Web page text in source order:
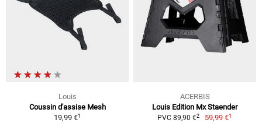
Louis
Coussin d'assise Mesh
19,99 €1
ACERBIS
Louis Edition Mx Staender
PVC 89,90 €2 59,99 €1